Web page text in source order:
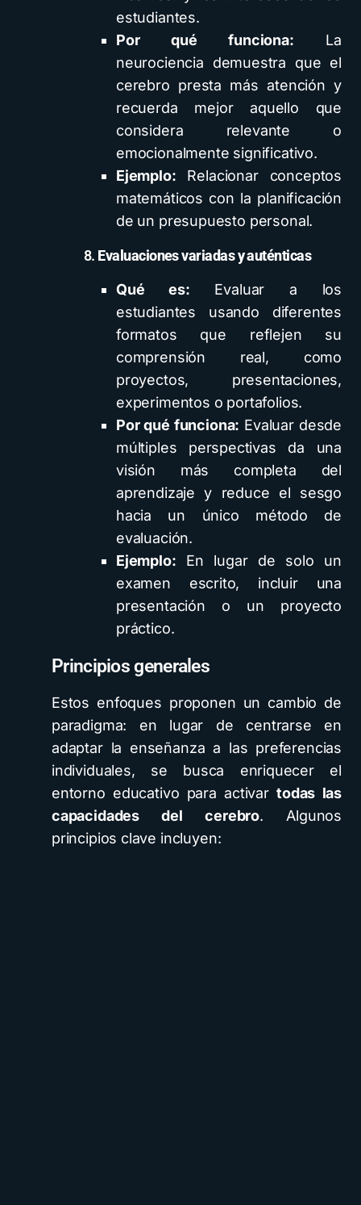
estudiantes.
Por qué funciona: La
neurociencia demuestra que el
cerebro presta más atención y
recuerda mejor aquello que
considera relevante o
emocionalmente significativo.
Ejemplo: Relacionar conceptos
matemáticos con la planificación
de un presupuesto personal.
8. Evaluaciones variadas y auténticas
Qué es: Evaluar a los
estudiantes usando diferentes
formatos que reflejen su
comprensión real, como
proyectos, presentaciones,
experimentos o portafolios.
Por qué funciona: Evaluar desde
múltiples perspectivas da una
visión más completa del
aprendizaje y reduce el sesgo
hacia un único método de
evaluación.
Ejemplo: En lugar de solo un
examen escrito, incluir una
presentación o un proyecto
práctico.
Principios generales
Estos enfoques proponen un cambio de
paradigma: en lugar de centrarse en
adaptar la enseñanza a las preferencias
individuales, se busca enriquecer el
entorno educativo para activartodas las
capacidades del cerebro. Algunos
principios clave incluyen: